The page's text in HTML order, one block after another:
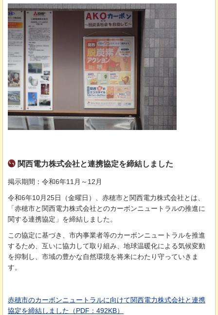
関西電力株式会社と連携協定を締結しました
掲示期間：令和6年11月～12月
令和6年10月25日（金曜日）、赤穂市と関西電力株式会社とは、
「赤穂市と関西電力株式会社とのカーボンニュートラルの推進に
関する連携協定」を締結しました。
この協定に基づき、市内事業者等のカーボンニュートラルを推進
するため、互いに協力して取り組み、地球温暖化による気候変動
を抑制し、市域の豊かな自然環境を将来にわたり守っていきま
す。
赤穂市のカーボンニュートラルに向けて関西電力株式会社と連携
協定を締結しました（PDF：492KB）